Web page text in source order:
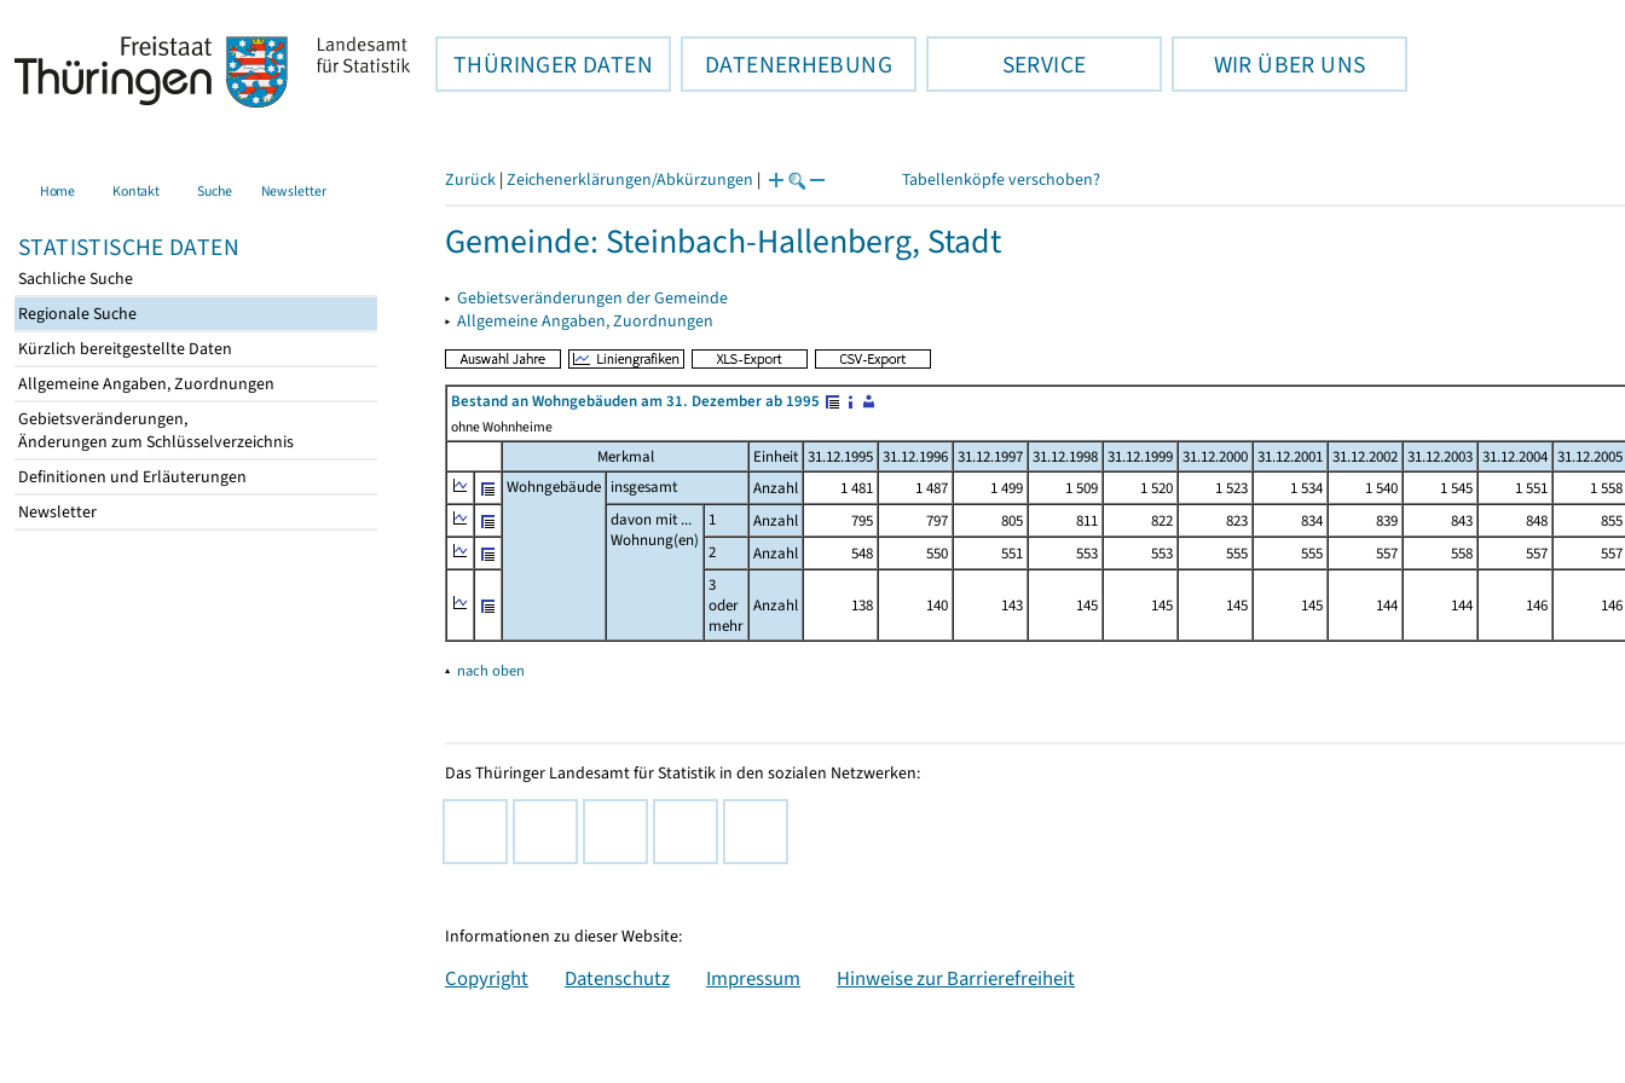
THÜRINGER DATEN DATENERHEBUNG SERVICE WIR ÜBER UNS
Home Kontakt Suche Newsletter
STATISTISCHE DATEN
Sachliche Suche
Regionale Suche
Kürzlich bereitgestellte Daten
Allgemeine Angaben, Zuordnungen
Gebietsveränderungen,
Änderungen zum Schlüsselverzeichnis
Definitionen und Erläuterungen
Newsletter
Zurück | Zeichenerklärungen/Abkürzungen | Tabellenköpfe verschoben?
Gemeinde: Steinbach-Hallenberg, Stadt
▸ Gebietsveränderungen der Gemeinde
▸ Allgemeine Angaben, Zuordnungen
Bestand an Wohngebäuden am 31. Dezember ab 1995
ohne Wohnheime
Merkmal Einheit 31.12.1995 31.12.1996 31.12.1997 31.12.1998 31.12.1999 31.12.2000 31.12.2001 31.12.2002 31.12.2003 31.12.2004 31.12.2005
Wohngebäude insgesamt Anzahl 1 481 1 487 1 499 1 509 1 520 1 523 1 534 1 540 1 545 1 551
1 558
davon mit ...
Wohnung(en)
1 Anzahl 795 797 805 811 822 823 834 839 843 848
855
2
Anzahl 548 550 551 553 553 555 555 557 558 557
557
3
oder
mehr
Anzahl 138 140 143 145 145 145 145 144 144 146 146
▴ nach oben
Das Thüringer Landesamt für Statistik in den sozialen Netzwerken:
Informationen zu dieser Website:
Copyright Datenschutz Impressum Hinweise zur Barrierefreiheit